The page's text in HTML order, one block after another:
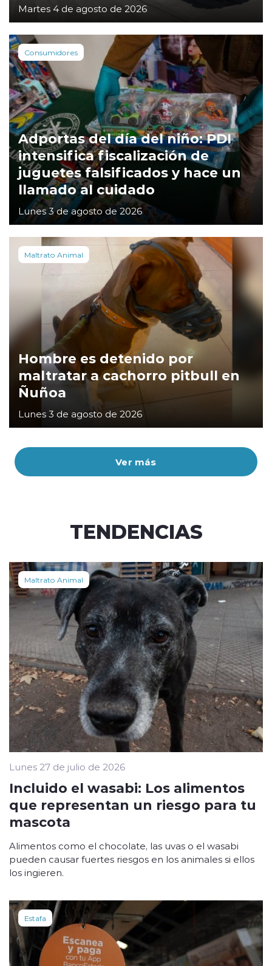
Ver más
Martes 4 de agosto de 2026
Consumidores
Adportas del día del niño: PDI
intensifica fiscalización de
juguetes falsificados y hace un
llamado al cuidado
Lunes 3 de agosto de 2026
Maltrato Animal
Hombre es detenido por
maltratar a cachorro pitbull en
Ñuñoa
Lunes 3 de agosto de 2026
TENDENCIAS
Maltrato Animal
Lunes 27 de julio de 2026
Incluido el wasabi: Los alimentos
que representan un riesgo para tu
mascota
Alimentos como el chocolate, las uvas o el wasabi
pueden causar fuertes riesgos en los animales si ellos
los ingieren.
Estafa